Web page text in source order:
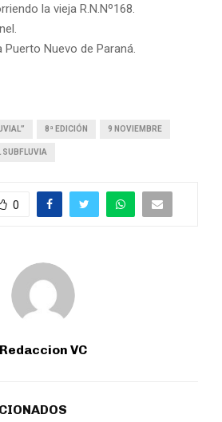
la vieja R.N.Nº168.
Nuevo de Paraná.
8ª EDICIÓN 9 NOVIEMBRE
SUBFLUVIA
0
Redaccion VC